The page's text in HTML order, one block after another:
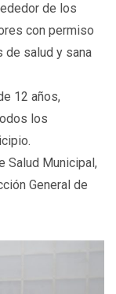
de los
con permiso
de salud y sana
12 años,
los
Salud Municipal,
General de